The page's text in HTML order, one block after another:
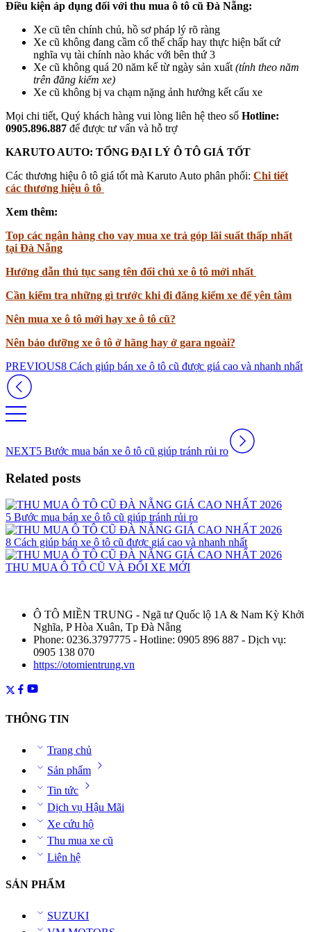
Điều kiện áp dụng đối với thu mua ô tô cũ Đà Nẵng:
Xe cũ tên chính chủ, hồ sơ pháp lý rõ ràng
Xe cũ không đang cầm cố thế chấp hay thực hiện bất cứ
nghĩa vụ tài chính nào khác với bên thứ 3
Xe cũ không quá 20 năm kể từ ngày sản xuất (tính theo năm
trên đăng kiểm xe)
Xe cũ không bị va chạm nặng ảnh hưởng kết cấu xe
Mọi chi tiết, Quý khách hàng vui lòng liên hệ theo số Hotline:
0905.896.887 để được tư vấn và hỗ trợ
KARUTO AUTO: TỔNG ĐẠI LÝ Ô TÔ GIÁ TỐT
Các thương hiệu ô tô giá tốt mà Karuto Auto phân phối: Chi tiết
các thương hiệu ô tô
Xem thêm:
Top các ngân hàng cho vay mua xe trả góp lãi suất thấp nhất
tại Đà Nẵng
Hướng dẫn thủ tục sang tên đổi chủ xe ô tô mới nhất
Cần kiểm tra những gì trước khi đi đăng kiểm xe để yên tâm
Nên mua xe ô tô mới hay xe ô tô cũ?
Nên bảo dưỡng xe ô tô ở hãng hay ở gara ngoài?
PREVIOUS8 Cách giúp bán xe ô tô cũ được giá cao và nhanh nhất
NEXT5 Bước mua bán xe ô tô cũ giúp tránh rủi ro
Related posts
5 Bước mua bán xe ô tô cũ giúp tránh rủi ro
8 Cách giúp bán xe ô tô cũ được giá cao và nhanh nhất
THU MUA Ô TÔ CŨ VÀ ĐỔI XE MỚI
Ô TÔ MIỀN TRUNG - Ngã tư Quốc lộ 1A & Nam Kỳ Khởi
Nghĩa, P Hòa Xuân, Tp Đà Nẵng
Phone: 0236.3797775 - Hotline: 0905 896 887 - Dịch vụ:
0905 138 070
https://otomientrung.vn
THÔNG TIN
Trang chủ
Sản phẩm
Tin tức
Dịch vụ Hậu Mãi
Xe cứu hộ
Thu mua xe cũ
Liên hệ
SẢN PHẨM
SUZUKI